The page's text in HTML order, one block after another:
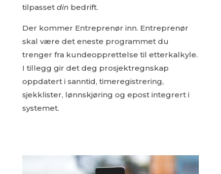
tilpasset din bedrift.
Der kommer Entreprenør inn. Entreprenør
skal være det eneste programmet du
trenger fra kundeopprettelse til etterkalkyle.
I tillegg gir det deg prosjektregnskap
oppdatert i sanntid, timeregistrering,
sjekklister, lønnskjøring og epost integrert i
systemet.